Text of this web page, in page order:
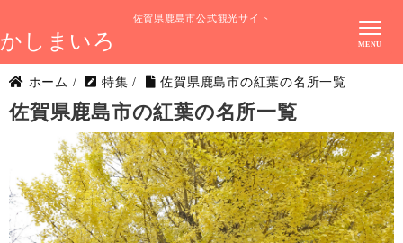
佐賀県鹿島市公式観光サイト
かしまいろ
ホーム / 特集 / 佐賀県鹿島市の紅葉の名所一覧
佐賀県鹿島市の紅葉の名所一覧